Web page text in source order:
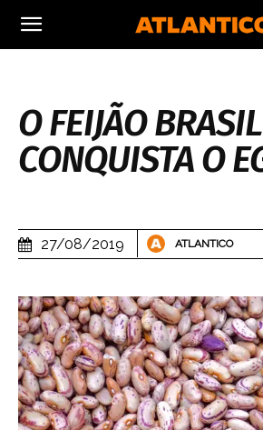
O FEIJÃO
CONQUISTA O
27/08/2019 ATLANTICO